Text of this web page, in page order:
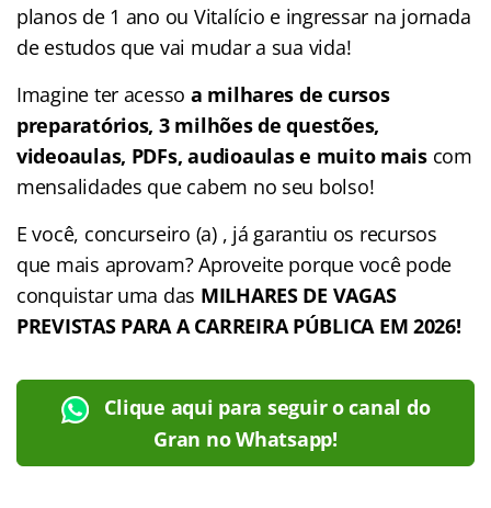
planos de 1 ano ou Vitalício e ingressar na jornada
de estudos que vai mudar a sua vida!
Imagine ter acesso a milhares de cursos
preparatórios, 3 milhões de questões,
videoaulas, PDFs, audioaulas e muito maiscom
mensalidades que cabem no seu bolso!
E você, concurseiro (a) , já garantiu os recursos
que mais aprovam? Aproveite porque você pode
conquistar uma das MILHARES DE VAGAS
PREVISTAS PARA A CARREIRA PÚBLICA EM 2026!
Clique aqui para seguir o canal do
Gran no Whatsapp!